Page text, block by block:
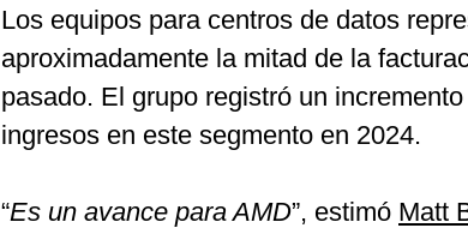
Los equipos para centros de datos
aproximadamente la mitad de la
pasado. El grupo registró un
ingresos en este segmento en 2024.
“Es un avance para AMD”, estimó Matt